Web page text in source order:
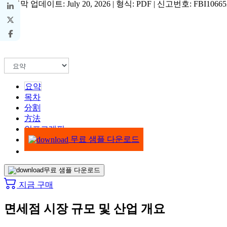
마지막 업데이트: July 20, 2026 | 형식: PDF | 신고번호:
요약
목차
分割
方法
인포그래픽
무료 샘플 다운로드
무료 샘플 다운로드
지금 구매
면세점 시장 규모 및 산업 개요